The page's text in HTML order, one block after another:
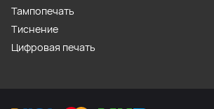
Тампопечать
Тиснение
Цифровая печать